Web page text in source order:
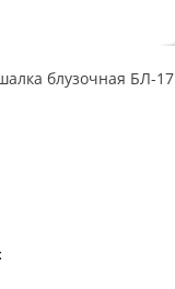
блузочная БЛ-17